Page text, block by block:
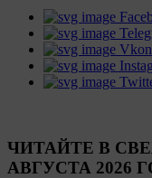
ЧИТАЙТЕ В
АВГУСТА 2026